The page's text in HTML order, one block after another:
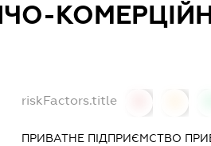
riskFactors.title
ПРИВАТНЕ ПІДПРИЄМСТВО